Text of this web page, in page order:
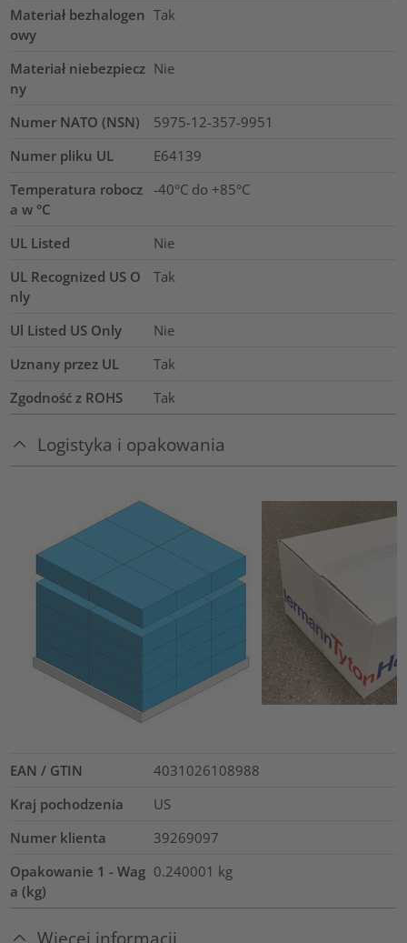
Materiał bezhalogen
owy
Tak
Materiał niebezpiecz
ny
Nie
Numer NATO (NSN)
5975-12-357-9951
Numer pliku UL
E64139
Temperatura robocz
a w °C
-40°C do +85°C
UL Listed
Nie
UL Recognized US O
nly
Tak
Ul Listed US Only
Nie
Uznany przez UL
Tak
Zgodność z ROHS
Tak
Logistyka i opakowania
EAN / GTIN
4031026108988
Kraj pochodzenia
US
Numer klienta
39269097
Opakowanie 1 - Wag
a (kg)
0.240001 kg
Więcej informacji